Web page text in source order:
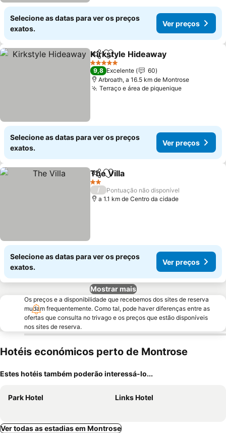
Selecione as datas para ver os preços
exatos.
Ver preços
PartilharAdicionar aos favoritos
Kirkstyle Hideaway
5 Estrelas
9,8 Excelente
60
Arbroath, a 16.5 km de Montrose
Terraço e área de piquenique
Selecione as datas para ver os preços
exatos.
Ver preços
PartilharAdicionar aos favoritos
The Villa
2 Estrelas
/
Pontuação não disponível
a 1.1 km de Centro da cidade
Selecione as datas para ver os preços
exatos.
Ver preços
Mostrar mais
Os preços e a disponibilidade que recebemos dos sites de reserva
mudam frequentemente. Como tal, pode haver diferenças entre as
ofertas que consulta no trivago e os preços que estão disponíveis
nos sites de reserva.
Hotéis económicos perto de Montrose
Estes hotéis também poderão interessá-lo...
Park Hotel Links Hotel
Ver todas as estadias em Montrose